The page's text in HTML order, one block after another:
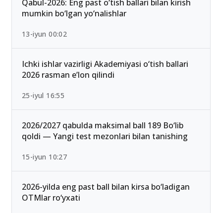
Qabul-2026: Eng past o‘tish ballari bilan kirish
mumkin bo‘lgan yo‘nalishlar
13-iyun 00:02
Ichki ishlar vazirligi Akademiyasi o‘tish ballari
2026 rasman e’lon qilindi
25-iyul 16:55
2026/2027 qabulda maksimal ball 189 Bo‘lib
qoldi — Yangi test mezonlari bilan tanishing
15-iyun 10:27
2026-yilda eng past ball bilan kirsa bo‘ladigan
OTMlar ro‘yxati